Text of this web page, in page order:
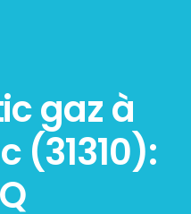
gaz à
(31310):